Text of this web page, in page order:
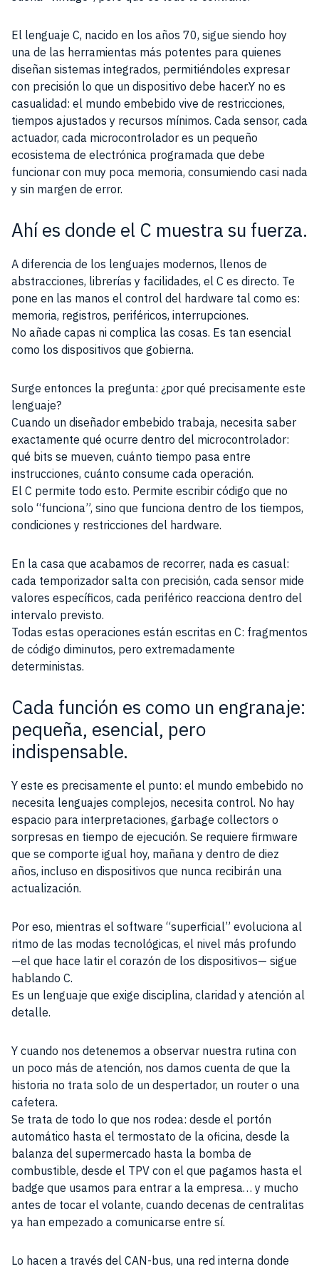
El lenguaje C, nacido en los años 70, sigue siendo hoy
una de las herramientas más potentes para quienes
diseñan sistemas integrados, permitiéndoles expresar
con precisión lo que un dispositivo debe hacer.Y no es
casualidad: el mundo embebido vive de restricciones,
tiempos ajustados y recursos mínimos. Cada sensor, cada
actuador, cada microcontrolador es un pequeño
ecosistema de electrónica programada que debe
funcionar con muy poca memoria, consumiendo casi nada
y sin margen de error.
Ahí es donde el C muestra su fuerza.
A diferencia de los lenguajes modernos, llenos de
abstracciones, librerías y facilidades, el C es directo. Te
pone en las manos el control del hardware tal como es:
memoria, registros, periféricos, interrupciones.
No añade capas ni complica las cosas. Es tan esencial
como los dispositivos que gobierna.
Surge entonces la pregunta: ¿por qué precisamente este
lenguaje?
Cuando un diseñador embebido trabaja, necesita saber
exactamente qué ocurre dentro del microcontrolador:
qué bits se mueven, cuánto tiempo pasa entre
instrucciones, cuánto consume cada operación.
El C permite todo esto. Permite escribir código que no
solo “funciona”, sino que funciona dentro de los tiempos,
condiciones y restricciones del hardware.
En la casa que acabamos de recorrer, nada es casual:
cada temporizador salta con precisión, cada sensor mide
valores específicos, cada periférico reacciona dentro del
intervalo previsto.
Todas estas operaciones están escritas en C: fragmentos
de código diminutos, pero extremadamente
deterministas.
Cada función es como un engranaje:
pequeña, esencial, pero
indispensable.
Y este es precisamente el punto: el mundo embebido no
necesita lenguajes complejos, necesita control. No hay
espacio para interpretaciones, garbage collectors o
sorpresas en tiempo de ejecución. Se requiere firmware
que se comporte igual hoy, mañana y dentro de diez
años, incluso en dispositivos que nunca recibirán una
actualización.
Por eso, mientras el software “superficial” evoluciona al
ritmo de las modas tecnológicas, el nivel más profundo
—el que hace latir el corazón de los dispositivos— sigue
hablando C.
Es un lenguaje que exige disciplina, claridad y atención al
detalle.
Y cuando nos detenemos a observar nuestra rutina con
un poco más de atención, nos damos cuenta de que la
historia no trata solo de un despertador, un router o una
cafetera.
Se trata de todo lo que nos rodea: desde el portón
automático hasta el termostato de la oficina, desde la
balanza del supermercado hasta la bomba de
combustible, desde el TPV con el que pagamos hasta el
badge que usamos para entrar a la empresa… y mucho
antes de tocar el volante, cuando decenas de centralitas
ya han empezado a comunicarse entre sí.
Lo hacen a través del CAN-bus, una red interna donde